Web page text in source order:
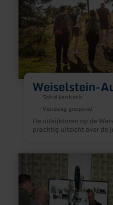
Weiselstein-
Schalkenbach
Vandaag geopend
De uitkijktoren op de
prachtig uitzicht over de
informatie
over:
Heimatmuseum
Oberzissen